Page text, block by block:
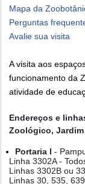
Mapa da
Perguntas
Avalie sua visita
A visita aos
funcionamento da
atividade de
Endereços e
Zoológico,
Portaria I -
Linha 3302A -
Linhas 3302B ou
Linhas 30, 535,